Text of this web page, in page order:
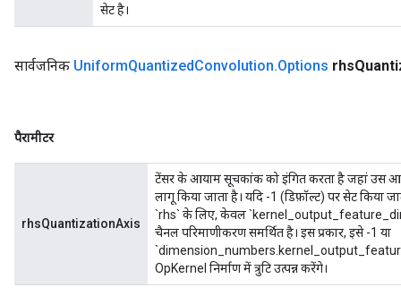
सेट है।
सार्वजनिक UniformQuantizedConvolution.Options rhs
पैरामीटर
rhsQuantizationAxis
टेंसर के आयाम सूचकांक को इंगित करता है जहां उस
लागू किया जाता है। यदि -1 (डिफ़ॉल्ट) पर सेट किया
`rhs` के लिए, केवल
चैनल परिमाणीकरण समर्थित है। इस प्रकार, इसे -1 या
OpKernel निर्माण में त्रुटि उत्पन्न करेंगे।